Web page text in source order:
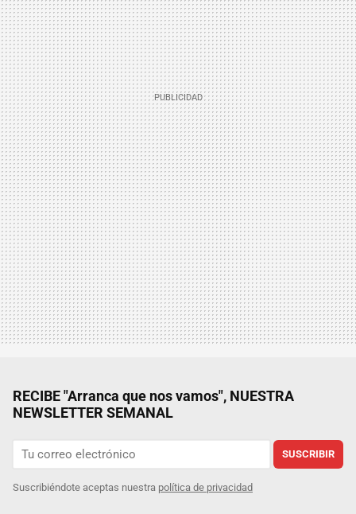
RECIBE "Arranca que nos vamos", NUESTRA
NEWSLETTER SEMANAL
SUSCRIBIR
Suscribiéndote aceptas nuestra política de privacidad